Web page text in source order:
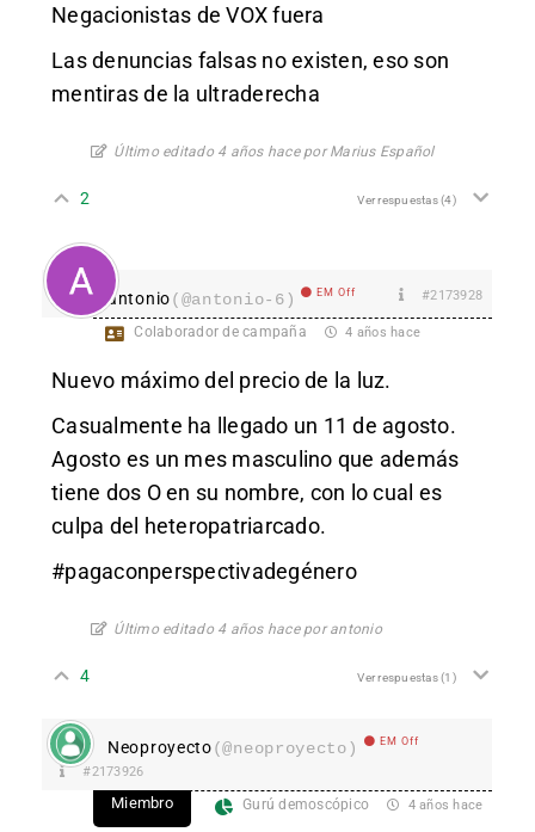
Negacionistas de VOX fuera
Las denuncias falsas no existen, eso son
mentiras de la ultraderecha
Último editado 4 años hace por Marius Español
2 Ver respuestas(4)
antonio(@antonio-6) EM Off #2173928
Colaborador de campaña 4 años hace
Nuevo máximo del precio de la luz.
Casualmente ha llegado un 11 de agosto.
Agosto es un mes masculino que además
tiene dos O en su nombre, con lo cual es
culpa del heteropatriarcado.
#pagaconperspectivadegénero
Último editado 4 años hace por antonio
4 Ver respuestas(1)
Neoproyecto(@neoproyecto) EM Off
#2173926
Miembro Gurú demoscópico 4 años hace